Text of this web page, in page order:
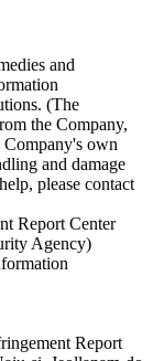
and
(The
the Company,
own
and damage
please contact
Report Center
Agency)
Report